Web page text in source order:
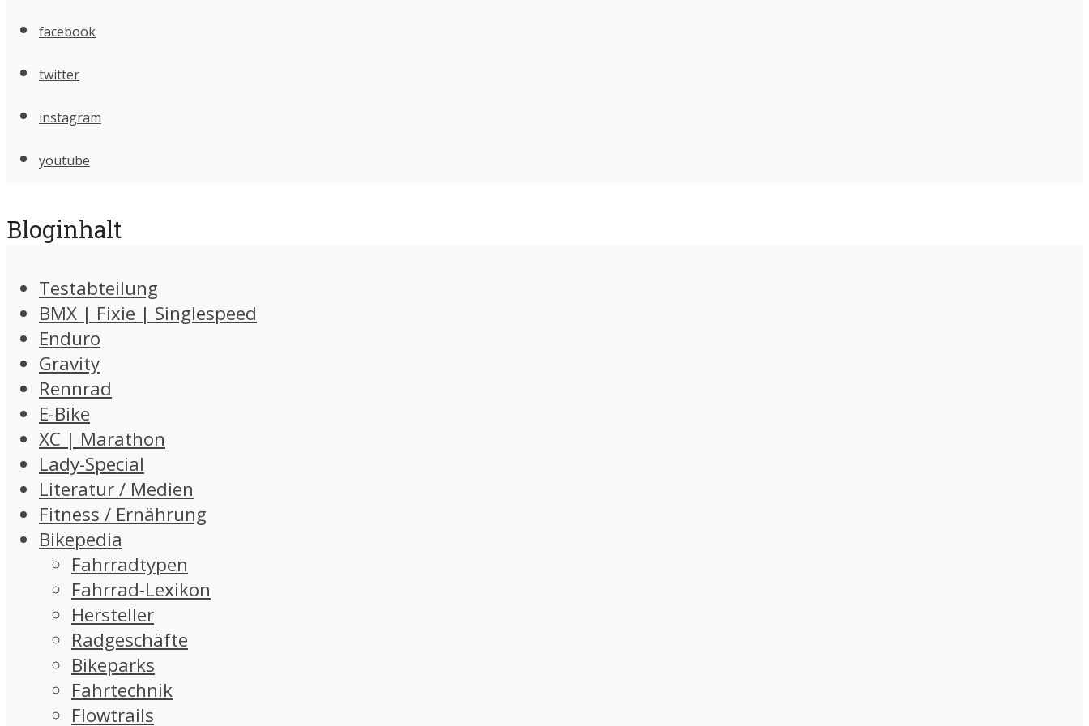
facebook
twitter
instagram
youtube
Bloginhalt
Testabteilung
BMX | Fixie | Singlespeed
Enduro
Gravity
Rennrad
E-Bike
XC | Marathon
Lady-Special
Literatur / Medien
Fitness / Ernährung
Bikepedia
Fahrradtypen
Fahrrad-Lexikon
Hersteller
Radgeschäfte
Bikeparks
Fahrtechnik
Flowtrails